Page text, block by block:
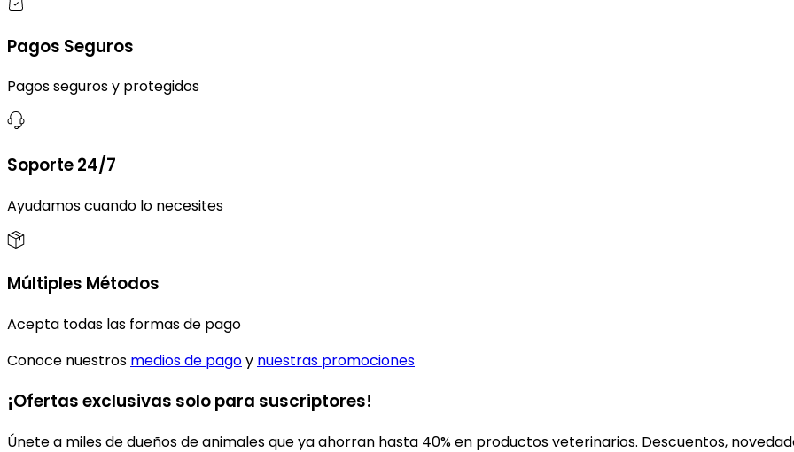
Pagos Seguros
Pagos seguros y protegidos
Soporte 24/7
Ayudamos cuando lo necesites
Múltiples Métodos
Acepta todas las formas de pago
Conoce nuestros medios de pagoy nuestras promociones
¡Ofertas exclusivas solo para suscriptores!
Únete a miles de dueños de animales que ya ahorran hasta 40% en productos veterinarios. Descuentos,